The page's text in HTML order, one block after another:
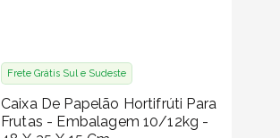
Frete Grátis Sul e Sudeste
Caixa De Papelão Hortifrúti Para
Frutas - Embalagem 10/12kg -